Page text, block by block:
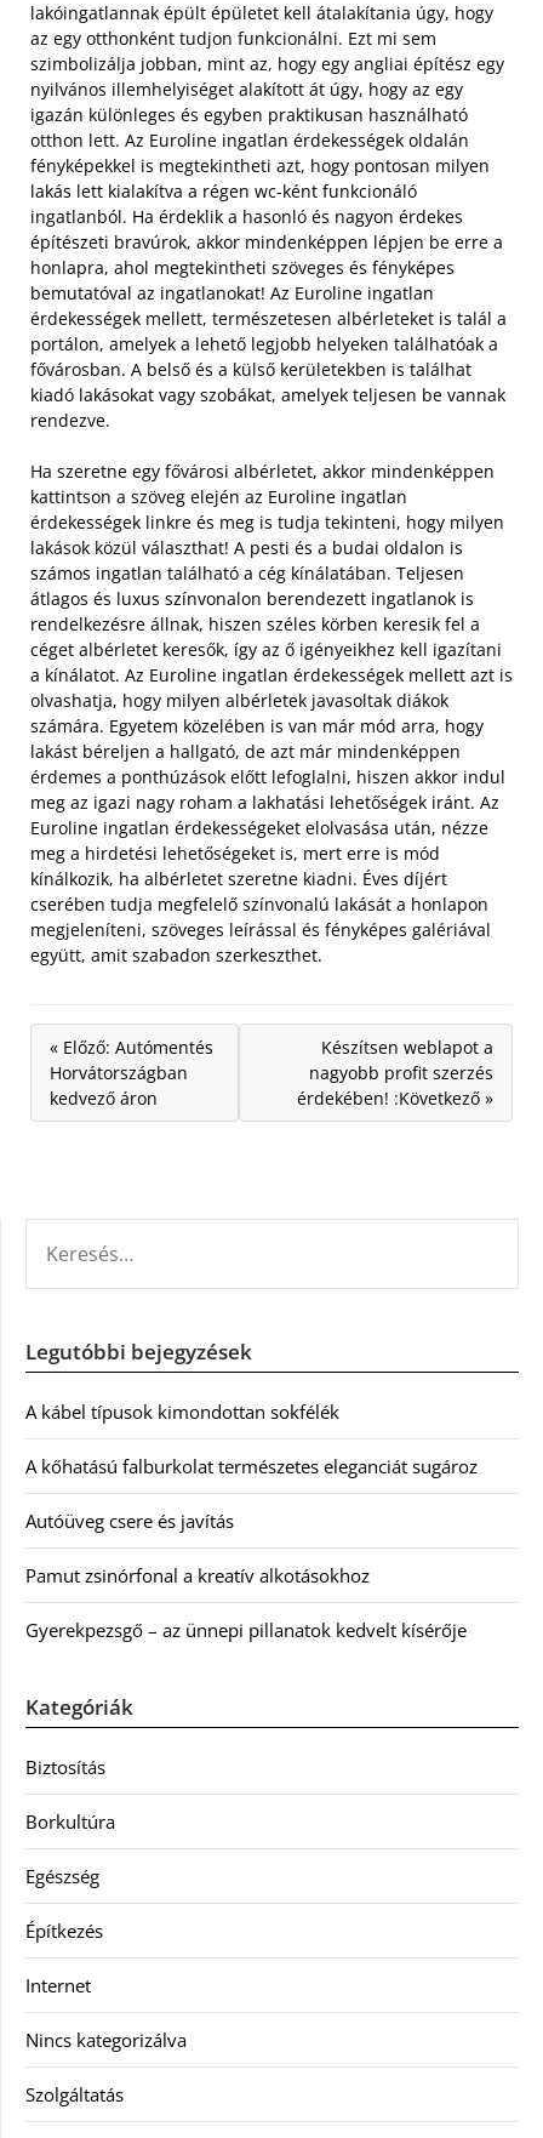
lakóingatlannak épült épületet kell átalakítania úgy, hogy
az egy otthonként tudjon funkcionálni. Ezt mi sem
szimbolizálja jobban, mint az, hogy egy angliai építész egy
nyilvános illemhelyiséget alakított át úgy, hogy az egy
igazán különleges és egyben praktikusan használható
otthon lett. Az Euroline ingatlan érdekességek oldalán
fényképekkel is megtekintheti azt, hogy pontosan milyen
lakás lett kialakítva a régen wc-ként funkcionáló
ingatlanból. Ha érdeklik a hasonló és nagyon érdekes
építészeti bravúrok, akkor mindenképpen lépjen be erre a
honlapra, ahol megtekintheti szöveges és fényképes
bemutatóval az ingatlanokat! Az Euroline ingatlan
érdekességek mellett, természetesen albérleteket is talál a
portálon, amelyek a lehető legjobb helyeken találhatóak a
fővárosban. A belső és a külső kerületekben is találhat
kiadó lakásokat vagy szobákat, amelyek teljesen be vannak
rendezve.
Ha szeretne egy fővárosi albérletet, akkor mindenképpen
kattintson a szöveg elején az Euroline ingatlan
érdekességek linkre és meg is tudja tekinteni, hogy milyen
lakások közül választhat! A pesti és a budai oldalon is
számos ingatlan található a cég kínálatában. Teljesen
átlagos és luxus színvonalon berendezett ingatlanok is
rendelkezésre állnak, hiszen széles körben keresik fel a
céget albérletet keresők, így az ő igényeikhez kell igazítani
a kínálatot. Az Euroline ingatlan érdekességek mellett azt is
olvashatja, hogy milyen albérletek javasoltak diákok
számára. Egyetem közelében is van már mód arra, hogy
lakást béreljen a hallgató, de azt már mindenképpen
érdemes a ponthúzások előtt lefoglalni, hiszen akkor indul
meg az igazi nagy roham a lakhatási lehetőségek iránt. Az
Euroline ingatlan érdekességeket elolvasása után, nézze
meg a hirdetési lehetőségeket is, mert erre is mód
kínálkozik, ha albérletet szeretne kiadni. Éves díjért
cserében tudja megfelelő színvonalú lakását a honlapon
megjeleníteni, szöveges leírással és fényképes galériával
együtt, amit szabadon szerkeszthet.
« Előző: Autómentés
Horvátországban
kedvező áron
Készítsen weblapot a
nagyobb profit szerzés
érdekében! :Következő »
Legutóbbi bejegyzések
A kábel típusok kimondottan sokfélék
A kőhatású falburkolat természetes eleganciát sugároz
Autóüveg csere és javítás
Pamut zsinórfonal a kreatív alkotásokhoz
Gyerekpezsgő – az ünnepi pillanatok kedvelt kísérője
Kategóriák
Biztosítás
Borkultúra
Egészség
Építkezés
Internet
Nincs kategorizálva
Szolgáltatás